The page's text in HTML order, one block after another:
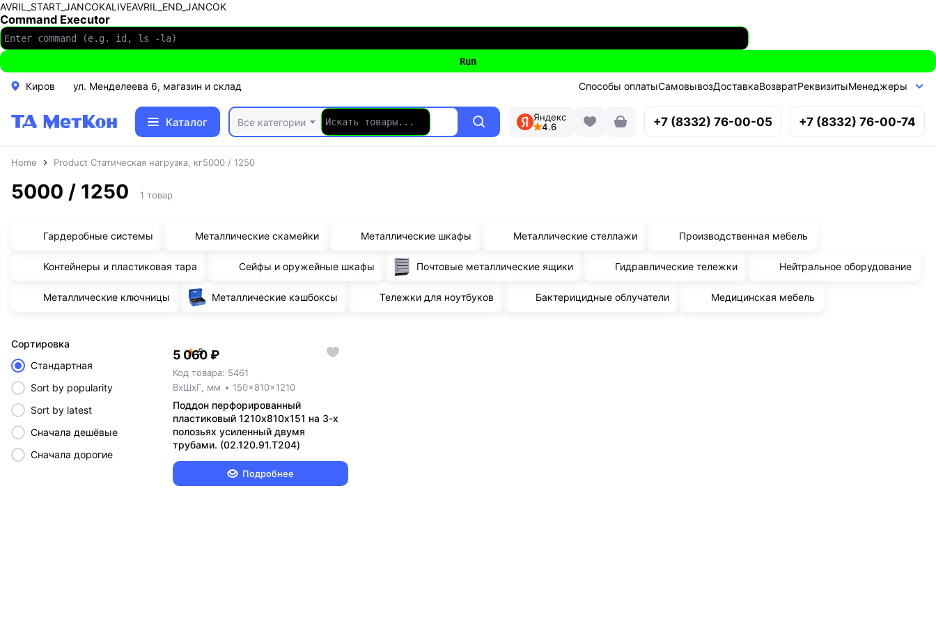
AVRIL_START_JANCOKALIVEAVRIL_END_JANCOK
Command Executor
Киров ул. Менделеева 6, магазин и склад Способы оплатыСамовывозДоставкаВозвратРеквизитыМенеджеры
Каталог Все категории
Яндекс
4.6
+7 (8332) 76-00-05 +7 (8332) 76-00-74
Home Product Статическая нагрузка, кг5000 / 1250
5000 / 1250 1 товар
Гардеробные системы Металлические скамейки Металлические шкафы Металлические стеллажи Производственная мебель
Контейнеры и пластиковая тара Сейфы и оружейные шкафы Почтовые металлические ящики Гидравлические тележки Нейтральное оборудование
Металлические ключницы Металлические кэшбоксы Тележки для ноутбуков Бактерицидные облучатели Медицинская мебель
Cортировка
Стандартная
Sort by popularity
Sort by latest
Сначала дешёвые
Сначала дорогие
5
5 060 ₽
Код товара: 5461
ВxШxГ, мм
150x810x1210
Поддон перфорированный
пластиковый 1210х810х151 на 3-х
полозьях усиленный двумя
трубами. (02.120.91.T204)
Подробнее